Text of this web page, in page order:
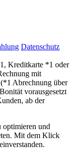
Datenschutz
Kreditkarte *1 oder
mit
Abrechnung über
vorausgesetzt
ab der
optimieren und
Mit dem Klick